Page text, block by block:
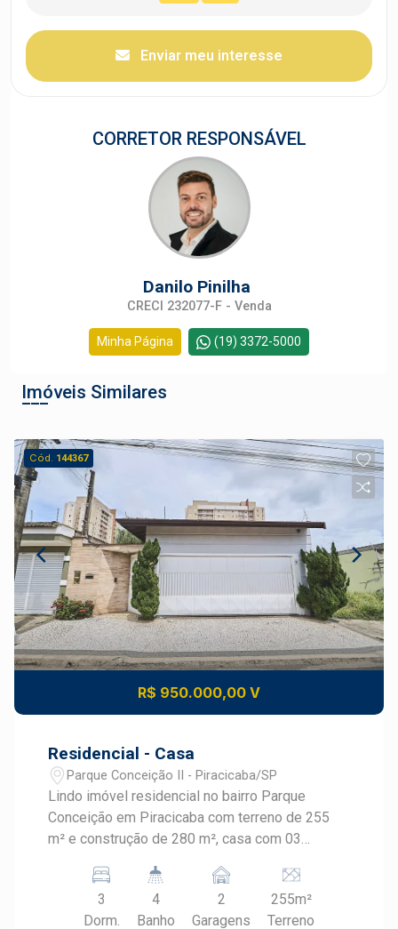
Enviar meu interesse
CORRETOR RESPONSÁVEL
Danilo Pinilha
CRECI 232077-F - Venda
Minha Página (19) 3372-5000
Imóveis Similares
Cód. 144367
R$ 950.000,00 V
Residencial - Casa
Parque Conceição II - Piracicaba/SP
Lindo imóvel residencial no bairro Parque
Conceição em Piracicaba com terreno de 255
m² e construção de 280 m², casa com 03
com armários e ar condicionado, cozinha
americana com armários, forno, cooktop, coifa,
sala dois ambientes bem ampla, sala home de
3
Dorm.
4
Banho
2
Garagens
255m²
Terreno